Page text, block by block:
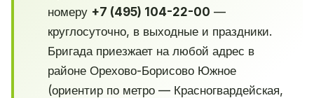
номеру +7 (495) 104-22-00 —
круглосуточно, в выходные и праздники.
Бригада приезжает на любой адрес в
районе Орехово-Борисово Южное
(ориентир по метро — Красногвардейская,